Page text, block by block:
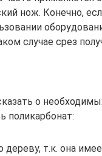
нож. Конечно,
случае срез
о
поликарбонат:
дереву, т.к. она